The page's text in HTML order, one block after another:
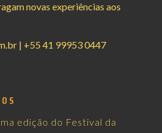
novas experiências aos
| +55 41 99953 0447
edição do Festival da